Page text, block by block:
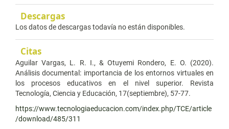
Descargas
Los datos de descargas todavía no están disponibles.
Citas
Aguilar Vargas, L. R. I., & Otuyemi Rondero, E. O. (2020).
Análisis documental: importancia de los entornos virtuales en
los procesos educativos en el nivel superior. Revista
Tecnología, Ciencia y Educación, 17(septiembre), 57-77.
https://www.tecnologiaeducacion.com/index.php/TCE/article
/download/485/311